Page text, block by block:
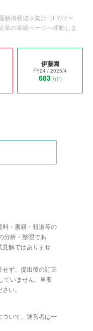
新掲載値を集計（FY24〜
業の業績ページへ移動しま
伊藤園
FY24 / 2025/4
683万円
料・書籍・報道等の
分析・整理であ
見解ではありませ
ず、提出後の訂正
ていません。重要
い。
ついて、運営者は一